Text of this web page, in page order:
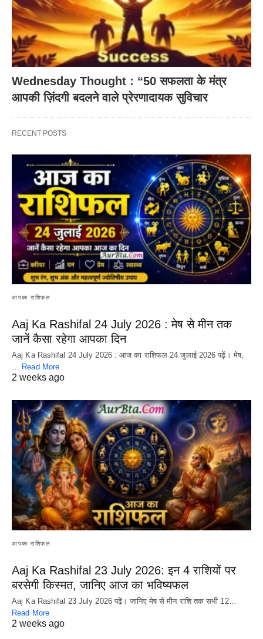
Wednesday Thought : “50 सफलता के मंत्र
आपकी ज़िंदगी बदलने वाले प्रेरणादायक सुविचार
RECENT POSTS
आपका राशिफल
Aaj Ka Rashifal 24 July 2026 : मेष से मीन तक
जानें कैसा रहेगा आपका दिन
Aaj Ka Rashifal 24 July 2026 : आज का राशिफल 24 जुलाई 2026 पढ़ें। मेष,
… Read More
2 weeks ago
आपका राशिफल
Aaj Ka Rashifal 23 July 2026: इन 4 राशियों पर
बरसेगी किस्मत, जानिए आज का भविष्यफल
Aaj Ka Rashifal 23 July 2026 पढ़ें। जानिए मेष से मीन राशि तक सभी 12…
Read More
2 weeks ago